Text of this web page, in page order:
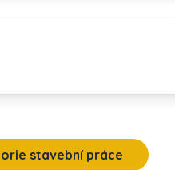
stavební práce